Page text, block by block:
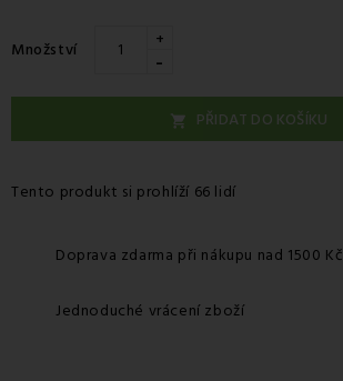
Množství +
-
 PŘIDAT DO KOŠÍKU
Tento produkt si prohlíží 66 lidí
Doprava zdarma při nákupu nad 1500 Kč
Jednoduché vrácení zboží